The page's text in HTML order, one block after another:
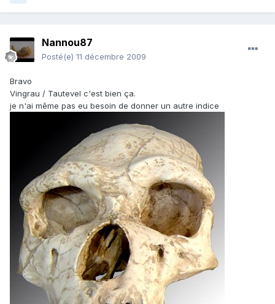
Nannou87
Posté(e) 11 décembre 2009
Bravo
Vingrau / Tautevel c'est bien ça.
je n'ai même pas eu besoin de donner un autre indice